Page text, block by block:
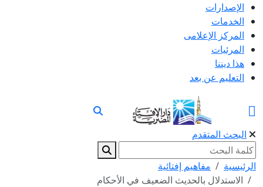
الإصدارات
الخدمات
المركز الإعلامى
المرئيات
هذا ديننا
التعليم عن بعد
البحث المتقدم
الرئيسية
مفاهيم إفتائية
الاستدلال بالحديث الضعيف في الأحكام